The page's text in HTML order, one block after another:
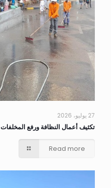
27 يوليو، 2026
تكثيف أعمال النظافة ورفع المخلفات 27/07/2026
Read more